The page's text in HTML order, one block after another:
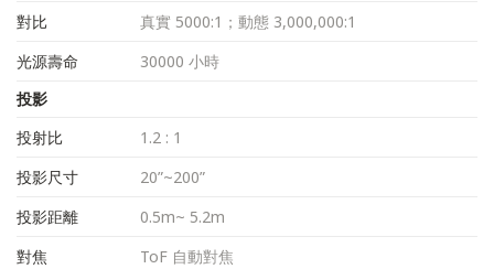
對比
真實 5000:1；動態 3,000,000:1
光源壽命
30000 小時
投影
投射比
1.2 : 1
投影尺寸
20”~200”
投影距離
0.5m~ 5.2m
對焦
ToF 自動對焦